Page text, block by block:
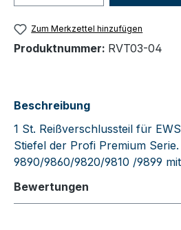
Zum Merkzettel hinzufügen
Produktnummer: RVT03-04
Beschreibung
1 St. Reißverschlussteil für
Stiefel der Profi Premium
9890/9860/9820/9810 /9899
Bewertungen